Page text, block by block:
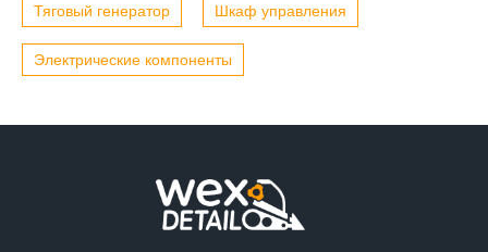
Тяговый генератор Шкаф управления
Электрические компоненты